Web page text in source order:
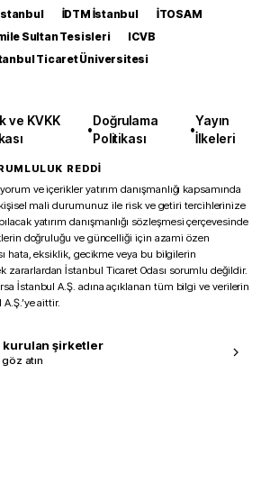
İDTM İstanbul
İTOSAM
Sultan Tesisleri
ICVB
Ticaret Üniversitesi
ve KVKK
•
Doğrulama
Politikası
•
Yayın
İlkeleri
REDDİ
ve içerikler yatırım danışmanlığı kapsamında
kişisel mali durumunuz ile risk ve getiri tercihlerinize
yatırım danışmanlığı sözleşmesi çerçevesinde
doğruluğu ve güncelliği için azami özen
hata, eksiklik, gecikme veya bu bilgilerin
zararlardan İstanbul Ticaret Odası sorumlu değildir.
İstanbul A.Ş. adına açıklanan tüm bilgi ve verilerin
aittir.
kurulan şirketler
atın